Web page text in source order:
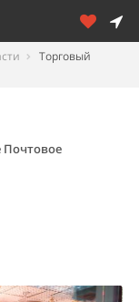
Торговый
Почтовое